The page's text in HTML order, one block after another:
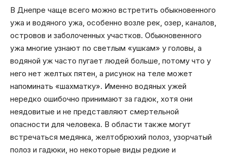
В Днепре чаще всего можно встретить обыкновенного
ужа и водяного ужа, особенно возле рек, озер, каналов,
островов и заболоченных участков. Обыкновенного
ужа многие узнают по светлым «ушкам» у головы, а
водяной уж часто пугает людей больше, потому что у
него нет желтых пятен, а рисунок на теле может
напоминать «шахматку». Именно водяных ужей
нередко ошибочно принимают за гадюк, хотя они
неядовитые и не представляют смертельной
опасности для человека. В области также могут
встречаться медянка, желтобрюхий полоз, узорчатый
полоз и гадюки, но некоторые виды редкие и